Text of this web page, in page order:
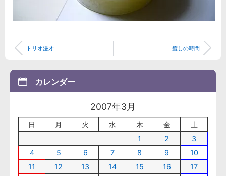
トリオ漫才 癒しの時間
カレンダー
2007年3月
日 月 火 水 木 金
土
1
2
3
4
5 6 7 8 9
10
11
12 13 14 15 16
17